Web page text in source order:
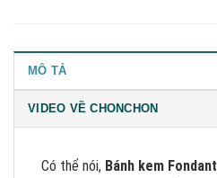
MÔ TẢ
VIDEO VỀ CHONCHON
Có thể nói, Bánh kem Fondant